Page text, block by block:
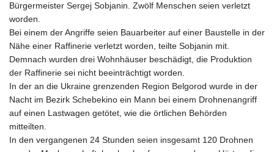
Bürgermeister Sergej Sobjanin. Zwölf Menschen seien verletzt
worden.
Bei einem der Angriffe seien Bauarbeiter auf einer Baustelle in der
Nähe einer Raffinerie verletzt worden, teilte Sobjanin mit.
Demnach wurden drei Wohnhäuser beschädigt, die Produktion
der Raffinerie sei nicht beeinträchtigt worden.
In der an die Ukraine grenzenden Region Belgorod wurde in der
Nacht im Bezirk Schebekino ein Mann bei einem Drohnenangriff
auf einen Lastwagen getötet, wie die örtlichen Behörden
mitteilten.
In den vergangenen 24 Stunden seien insgesamt 120 Drohnen